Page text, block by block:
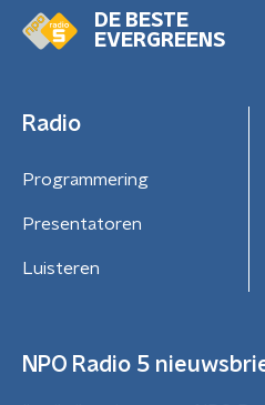
DE BESTE
EVERGREENS
Radio
Programmering
Presentatoren
Luisteren
NPO Radio 5